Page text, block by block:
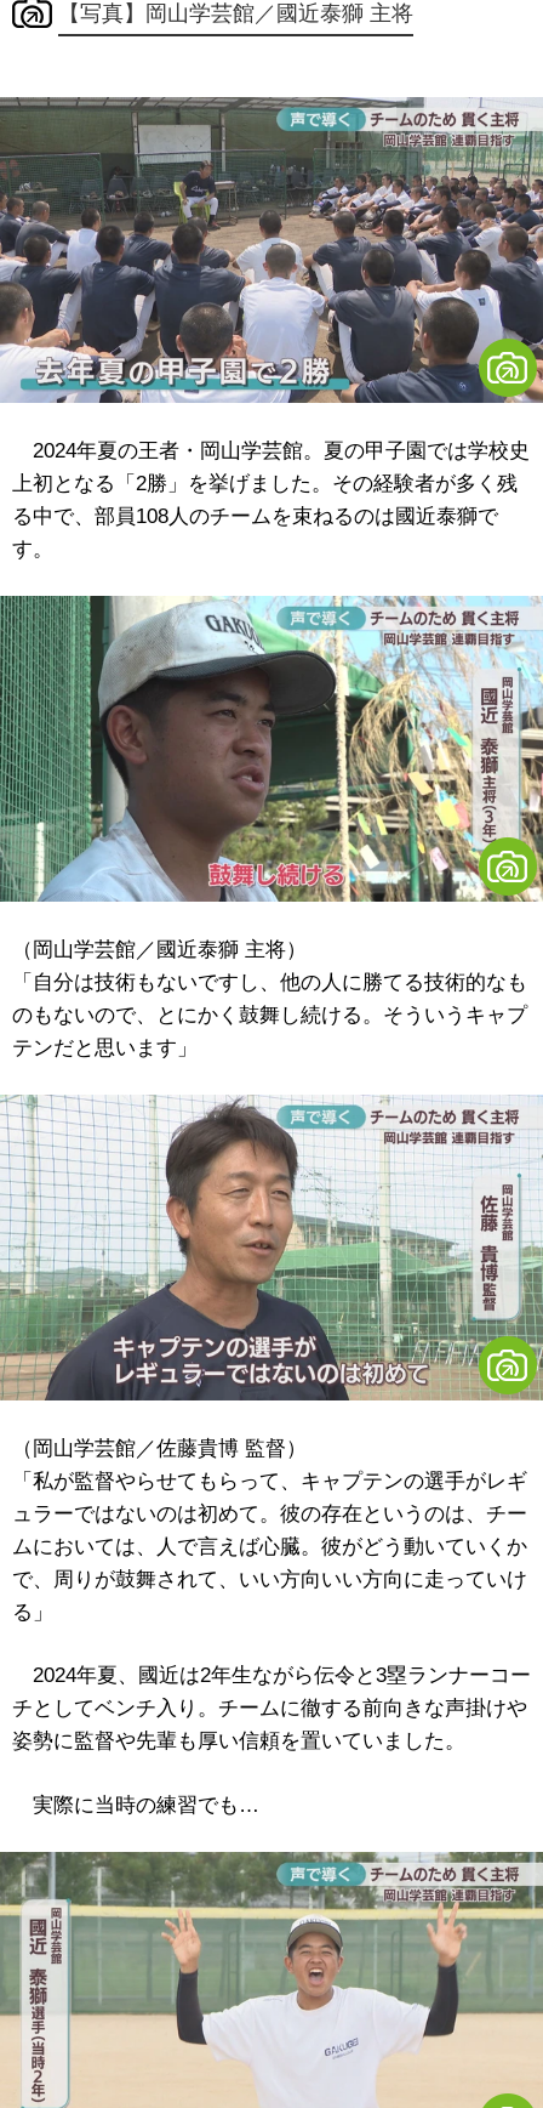
【写真】岡山学芸館／國近泰獅 主将
2024年夏の王者・岡山学芸館。夏の甲子園では学校史
上初となる「2勝」を挙げました。その経験者が多く残
る中で、部員108人のチームを束ねるのは國近泰獅で
す。
（岡山学芸館／國近泰獅 主将）
「自分は技術もないですし、他の人に勝てる技術的なも
のもないので、とにかく鼓舞し続ける。そういうキャプ
テンだと思います」
（岡山学芸館／佐藤貴博 監督）
「私が監督やらせてもらって、キャプテンの選手がレギ
ュラーではないのは初めて。彼の存在というのは、チー
ムにおいては、人で言えば心臓。彼がどう動いていくか
で、周りが鼓舞されて、いい方向いい方向に走っていけ
る」
2024年夏、國近は2年生ながら伝令と3塁ランナーコー
チとしてベンチ入り。チームに徹する前向きな声掛けや
姿勢に監督や先輩も厚い信頼を置いていました。
実際に当時の練習でも…